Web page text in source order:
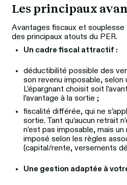
Les principaux
Avantages fiscaux et
des principaux atouts du PER.
Un cadre fiscal attractif :
déductibilité possible des
son revenu imposable, selon
L’épargnant choisit soit
l’avantage à la sortie ;
fiscalité différée, qui ne
sortie. Tant qu’aucun retrait
n’est pas imposable, mais
imposé selon les règles
(capital/rente, versements
Une gestion adaptée à